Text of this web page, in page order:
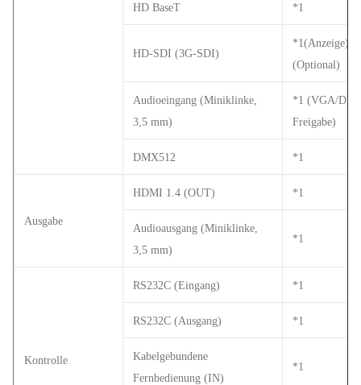
HD BaseT *1
HD-SDI (3G-SDI)
*1(Anzeige)
(Optional)
Audioeingang (Miniklinke,
3,5 mm)
*1 (VGA/
Freigabe)
DMX512 *1
Ausgabe
HDMI 1.4 (OUT) *1
Audioausgang (Miniklinke,
3,5 mm)
*1
Kontrolle
RS232C (Eingang) *1
RS232C (Ausgang) *1
Kabelgebundene
Fernbedienung (IN)
*1